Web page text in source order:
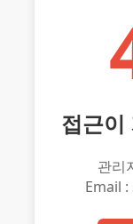
접근이
관리
Email